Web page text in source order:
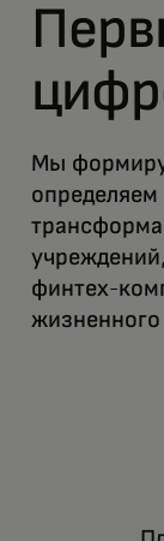
Мы
определяем
финтех-
жизненного